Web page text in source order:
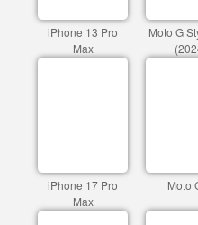
iPhone 13 Pro
Max
Moto G
iPhone 17 Pro
Max
Moto